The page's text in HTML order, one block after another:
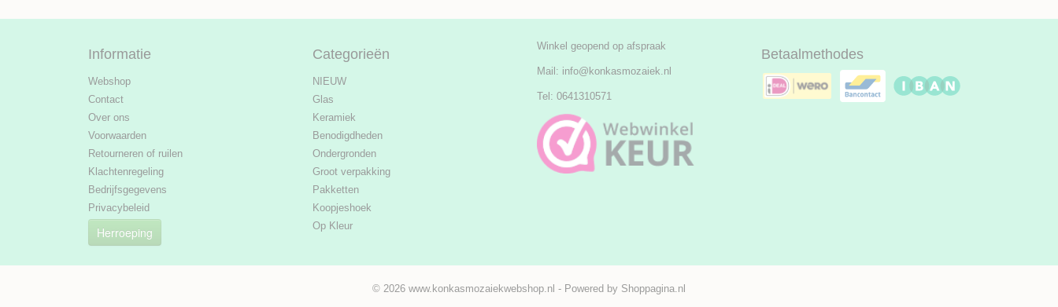
Informatie
Webshop
Contact
Over ons
Voorwaarden
Retourneren of ruilen
Klachtenregeling
Bedrijfsgegevens
Privacybeleid
Herroeping
Categorieën
NIEUW
Glas
Keramiek
Benodigdheden
Ondergronden
Groot verpakking
Pakketten
Koopjeshoek
Op Kleur
Winkel geopend op afspraak
Mail: info@konkasmozaiek.nl
Tel: 0641310571
Betaalmethodes
© 2026 www.konkasmozaiekwebshop.nl - Powered by Shoppagina.nl